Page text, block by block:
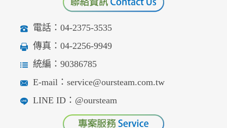
電話：04-2375-3535
傳真：04-2256-9949
統編：90386785
E-mail：service@oursteam.com.tw
LINE ID：@oursteam